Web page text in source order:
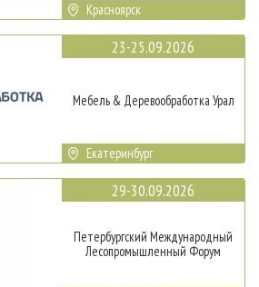
Красноярск
23-25.09.2026
Мебель & Деревообработка Урал
Екатеринбург
29-30.09.2026
Петербургский Международный
Лесопромышленный Форум